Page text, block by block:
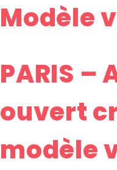
Modèle
PARIS –
ouvert
modèle